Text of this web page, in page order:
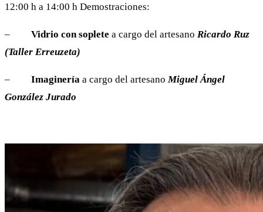
12:00 h a 14:00 h Demostraciones:
– Vidrio con soplete a cargo del artesano Ricardo Ruz
(Taller Erreuzeta)
– Imaginería a cargo del artesano Miguel Ángel
González Jurado